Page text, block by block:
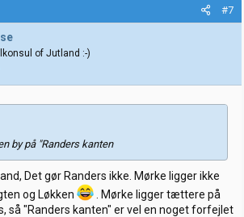
#7
of Jutland :-)
by på "Randers kanten
Det gør Randers ikke. Mørke ligger ikke
og Løkken
. Mørke ligger tættere på
så "Randers kanten" er vel en noget forfejlet